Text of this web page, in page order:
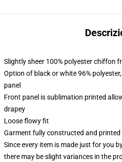
Slightly sheer 100% polyester chiffon
Option of black or white 96%
panel
Front panel is sublimation printed
drapey
Loose flowy fit
Garment fully constructed and printed
Since every item is made just for you
there may be slight variances in the